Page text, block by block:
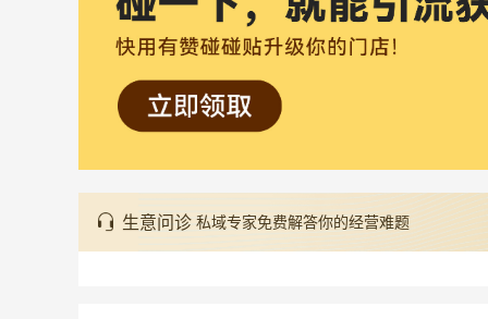
生意问诊 私域专家免费解答你的经营难题